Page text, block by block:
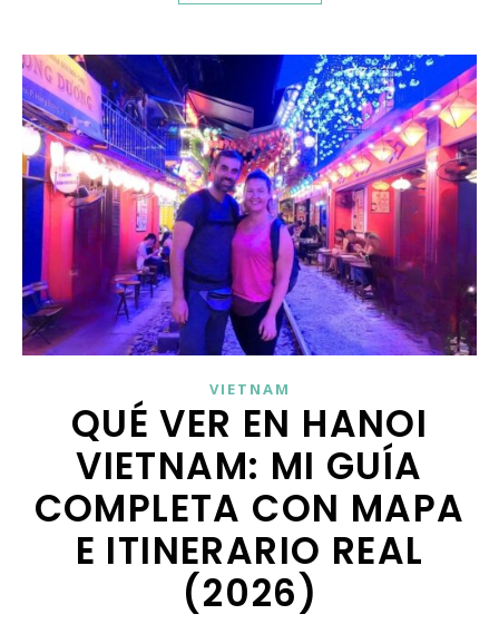
VIETNAM
QUÉ VER EN HANOI
VIETNAM: MI GUÍA
COMPLETA CON MAPA
E ITINERARIO REAL
(2026)